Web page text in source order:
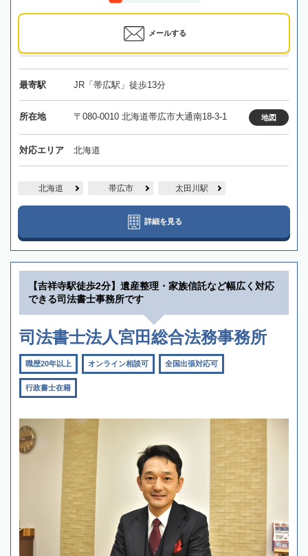
メールする
最寄駅 JR「帯広駅」徒歩13分
所在地 〒080-0010 北海道帯広市大通南18-3-1 地図
対応エリア 北海道
北海道 帯広市 太田川駅
詳細を見る
【吉祥寺駅徒歩2分】遺産整理・家族信託など幅広く対応
できる司法書士事務所です
司法書士法人宮田総合法務事務所
職歴20年以上 オンライン相談可 全国出張対応可
行政書士在籍